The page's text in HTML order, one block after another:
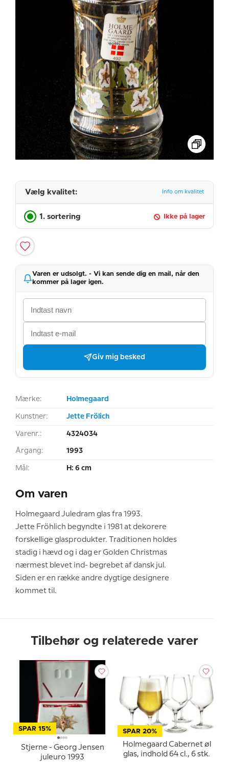
Vælg kvalitet: Info om kvalitet
1. sortering Ikke på lager
Varen er udsolgt. - Vi kan sende dig en mail, når den
kommer på lager igen.
Giv mig besked
Mærke: Holmegaard
Kunstner: Jette Frölich
Varenr.: 4324034
Årgang: 1993
Mål: H: 6 cm
Om varen
Holmegaard Juledram glas fra 1993.
Jette Fröhlich begyndte i 1981 at dekorere
forskellige glasprodukter. Traditionen holdes
stadig i hævd og i dag er Golden Christmas
nærmest blevet ind- begrebet af dansk jul.
Siden er en række andre dygtige designere
kommet til.
Tilbehør og relaterede varer
SPAR 15%
Stjerne - Georg Jensen
juleuro 1993
SPAR 20%
Holmegaard Cabernet øl
glas, indhold 64 cl., 6 stk.